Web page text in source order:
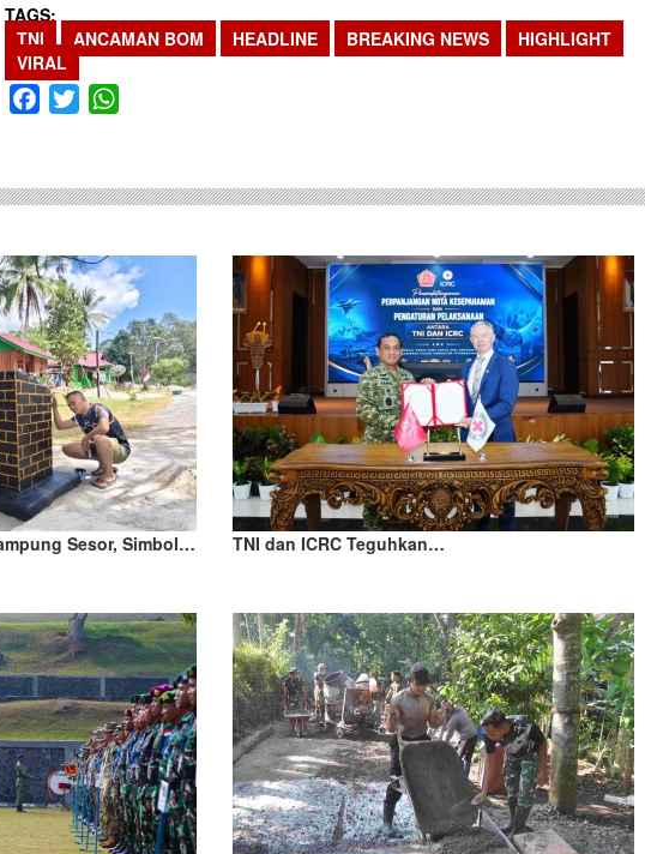
TAGS
TNI
ANCAMAN BOM HEADLINE BREAKING NEWS
HIGHLIGHT
VIRAL
Facebook
Twitter
Sesor, Simbol… TNI dan ICRC Teguhkan…